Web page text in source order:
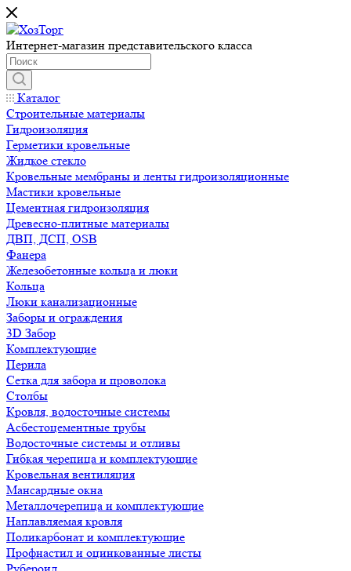
Интернет-магазин представительского класса
Каталог
Строительные материалы
Гидроизоляция
Герметики кровельные
Жидкое стекло
Кровельные мембраны и ленты гидроизоляционные
Мастики кровельные
Цементная гидроизоляция
Древесно-плитные материалы
ДВП, ДСП, OSB
Фанера
Железобетонные кольца и люки
Кольца
Люки канализационные
Заборы и ограждения
3D Забор
Комплектующие
Перила
Сетка для забора и проволока
Столбы
Кровля, водосточные системы
Асбестоцементные трубы
Водосточные системы и отливы
Гибкая черепица и комплектующие
Кровельная вентиляция
Мансардные окна
Металлочерепица и комплектующие
Наплавляемая кровля
Поликарбонат и комплектующие
Профнастил и оцинкованные листы